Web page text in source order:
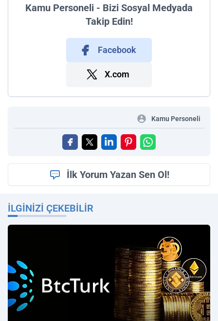
Kamu Personeli - Bizi Sosyal Medyada
Takip Edin!
Facebook
X.com
Kamu Personeli
İlk Yorum Yazan Sen Ol!
İLGINIZI ÇEKEBILIR